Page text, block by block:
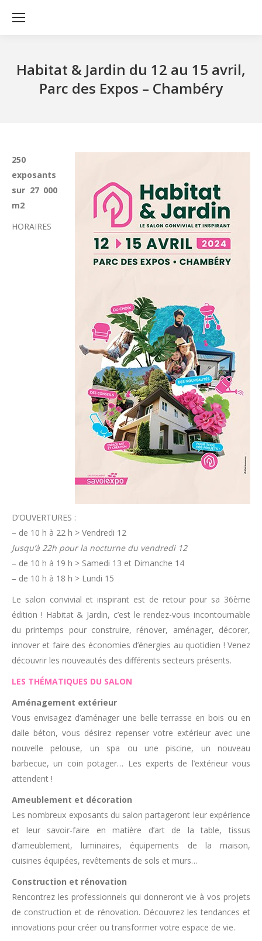
Habitat & Jardin du 12 au 15 avril,
Parc des Expos – Chambéry
250
exposants
sur 27 000
m2
HORAIRES
D’OUVERTURES :
– de 10 h à 22 h > Vendredi 12
Jusqu’à 22h pour la nocturne du vendredi 12
– de 10 h à 19 h > Samedi 13 et Dimanche 14
– de 10 h à 18 h > Lundi 15
Le salon convivial et inspirant est de retour pour sa 36ème
édition ! Habitat & Jardin, c’est le rendez-vous incontournable
du printemps pour construire, rénover, aménager, décorer,
innover et faire des économies d’énergies au quotidien ! Venez
découvrir les nouveautés des différents secteurs présents.
LES THÉMATIQUES DU SALON
Aménagement extérieur
Vous envisagez d’aménager une belle terrasse en bois ou en
dalle béton, vous désirez repenser votre extérieur avec une
nouvelle pelouse, un spa ou une piscine, un nouveau
barbecue, un coin potager… Les experts de l’extérieur vous
attendent !
Ameublement et décoration
Les nombreux exposants du salon partageront leur expérience
et leur savoir-faire en matière d’art de la table, tissus
d’ameublement, luminaires, équipements de la maison,
cuisines équipées, revêtements de sols et murs…
Construction et rénovation
Rencontrez les professionnels qui donneront vie à vos projets
de construction et de rénovation. Découvrez les tendances et
innovations pour créer ou transformer votre espace de vie.